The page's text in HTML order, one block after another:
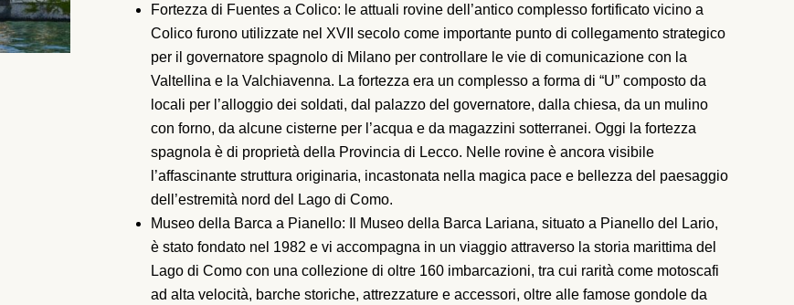
Fortezza di Fuentes a Colico: le attuali rovine dell’antico complesso fortificato vicino a
Colico furono utilizzate nel XVII secolo come importante punto di collegamento strategico
per il governatore spagnolo di Milano per controllare le vie di comunicazione con la
Valtellina e la Valchiavenna. La fortezza era un complesso a forma di “U” composto da
locali per l’alloggio dei soldati, dal palazzo del governatore, dalla chiesa, da un mulino
con forno, da alcune cisterne per l’acqua e da magazzini sotterranei. Oggi la fortezza
spagnola è di proprietà della Provincia di Lecco. Nelle rovine è ancora visibile
l’affascinante struttura originaria, incastonata nella magica pace e bellezza del paesaggio
dell’estremità nord del Lago di Como.
Museo della Barca a Pianello: Il Museo della Barca Lariana, situato a Pianello del Lario,
è stato fondato nel 1982 e vi accompagna in un viaggio attraverso la storia marittima del
Lago di Como con una collezione di oltre 160 imbarcazioni, tra cui rarità come motoscafi
ad alta velocità, barche storiche, attrezzature e accessori, oltre alle famose gondole da